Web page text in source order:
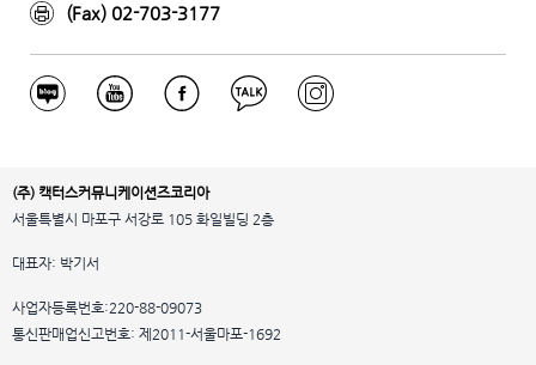
(Fax) 02-703-3177
(주) 캑터스커뮤니케이션즈코리아
서울특별시 마포구 서강로 105 화일빌딩 2층
대표자: 박기서
사업자등록번호:220-88-09073
통신판매업신고번호: 제2011-서울마포-1692